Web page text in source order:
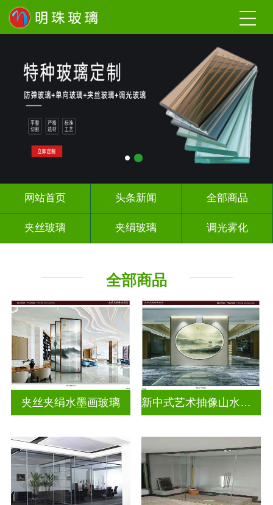
网站首页 头条新闻 全部商品
夹丝玻璃 夹绢玻璃 调光雾化
全部商品
夹丝夹绢水墨画玻璃 新中式艺术抽像山水画玻璃